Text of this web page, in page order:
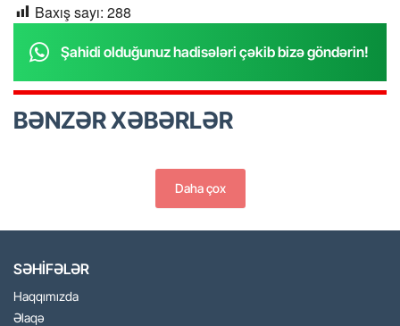
Baxış sayı: 288
Şahidi olduğunuz hadisələri çəkib bizə göndərin!
BƏNZƏR XƏBƏRLƏR
Daha çox
SƏHİFƏLƏR
Haqqımızda
Əlaqə